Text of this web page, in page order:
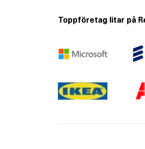
Toppföretag litar på